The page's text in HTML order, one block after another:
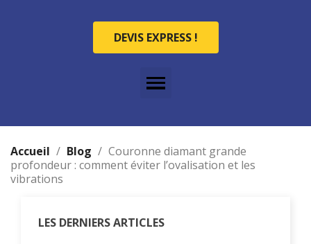
DEVIS EXPRESS !
Accueil Blog
Couronne diamant grande
profondeur : comment éviter l’ovalisation et les
vibrations
LES DERNIERS ARTICLES